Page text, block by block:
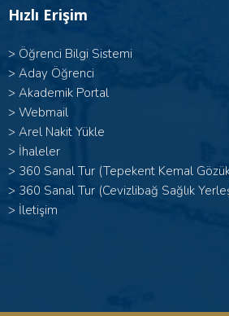
Hızlı Erişim
> Öğrenci Bilgi Sistemi
> Aday Öğrenci
> Akademik Portal
> Webmail
> Arel Nakit Yükle
> İhaleler
> 360 Sanal Tur (Tepekent Kemal
> 360 Sanal Tur (Cevizlibağ Sağlık
> İletişim